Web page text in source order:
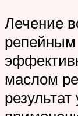
Лечение
маслом